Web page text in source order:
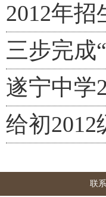
2012年招
三步完成
遂宁中学
给初
联